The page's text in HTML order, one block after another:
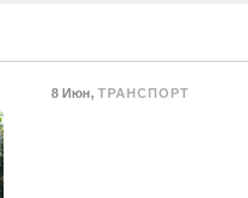
8 Июн,ТРАНСПОРТ